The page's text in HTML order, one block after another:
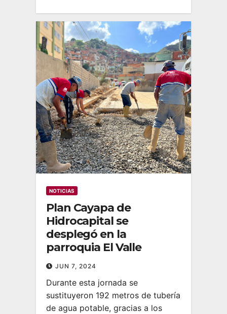
NOTICIAS
Plan Cayapa de
Hidrocapital se
desplegó en la
parroquia El Valle
JUN 7, 2024
Durante esta jornada se
sustituyeron 192 metros de tubería
de agua potable, gracias a los